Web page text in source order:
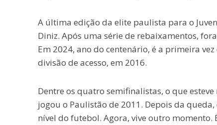
A última edição da elite paulista para o
Diniz. Após uma série de rebaixamentos,
Em 2024, ano do centenário, é a primeira
divisão de acesso, em 2016.
Dentre os quatro semifinalistas, o que
jogou o Paulistão de 2011. Depois da
nível do futebol. Agora, vive outro momento.